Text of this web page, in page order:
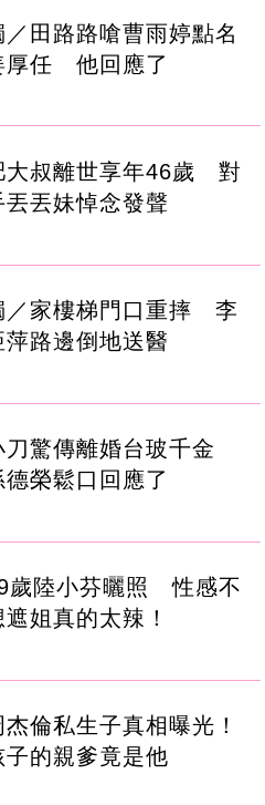
／田路路嗆曹雨婷點名
厚任 他回應了
大叔離世享年46歲 對
丟丟妹悼念發聲
／家樓梯門口重摔 李
萍路邊倒地送醫
刀驚傳離婚台玻千金
德榮鬆口回應了
歲陸小芬曬照 性感不
遮姐真的太辣！
杰倫私生子真相曝光！
子的親爹竟是他